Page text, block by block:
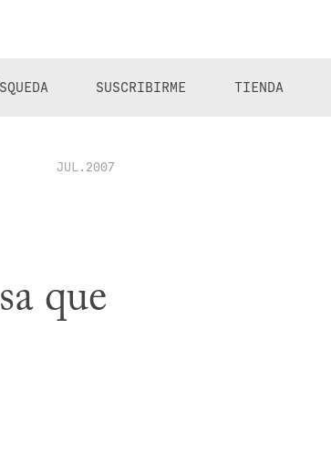
SUSCRIBIRME TIENDA
JUL.2007
que